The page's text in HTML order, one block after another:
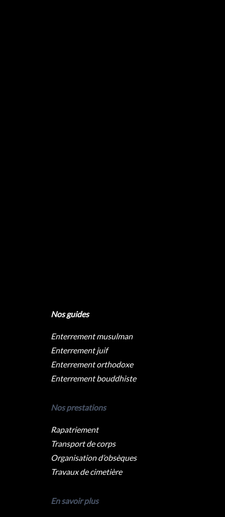
Nos guides
Enterrement musulman
Enterrement juif
Enterrement orthodoxe
Enterrement bouddhiste
Nos prestations
Rapatriement
Transport de corps
Organisation d’obsèques
Travaux de cimetière
En savoir plus